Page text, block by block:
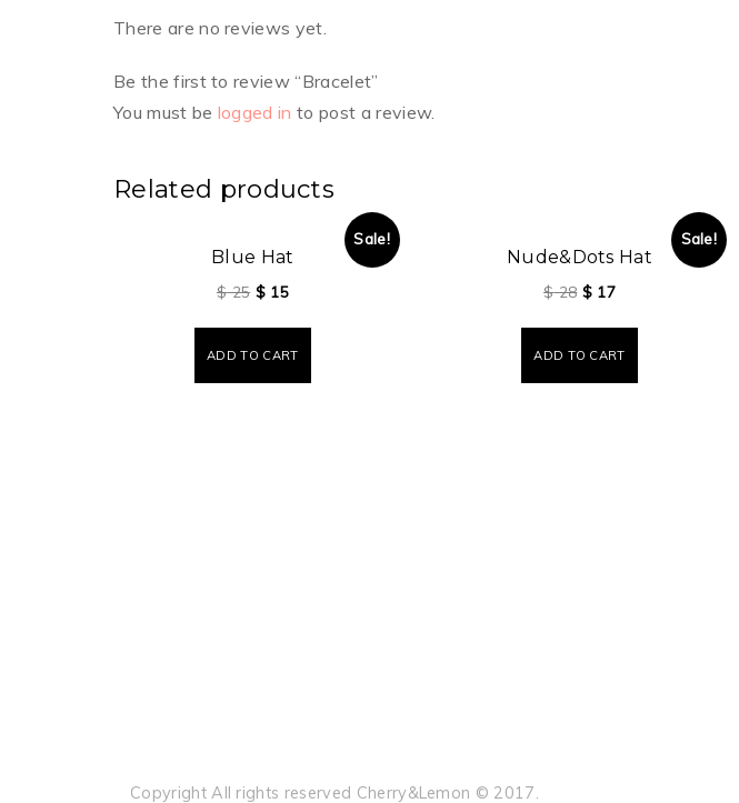
There are no reviews yet.
Be the first to review “Bracelet”
You must be logged in to post a review.
Related products
Sale!
Blue Hat
$25 $15
ADD TO CART
Sale!
Nude&Dots Hat
$28 $ 17
ADD TO CART
Copyright All rights reserved Cherry&Lemon © 2017.